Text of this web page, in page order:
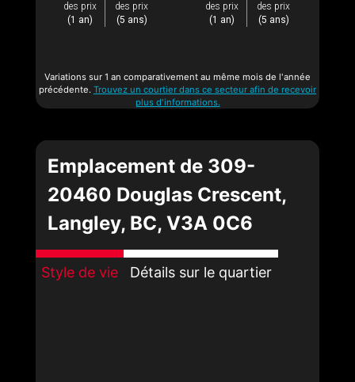
des prix
(1 an)
des prix
(5 ans)
des prix
(1 an)
des prix
(5 ans)
Variations sur 1 an comparativement au même mois de l'année
précédente. Trouvez un courtier dans ce secteur afin de recevoir
plus d'informations.
Emplacement de 309-
20460 Douglas Crescent,
Langley, BC, V3A 0C6
Style de vie Détails sur le quartier